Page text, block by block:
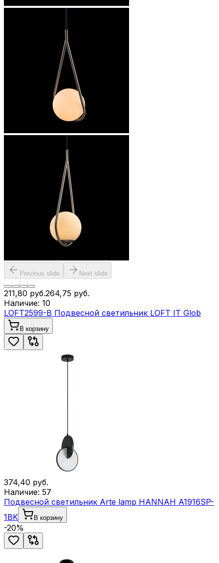
Previous slide Next slide
211,80 руб.264,75 руб.
Наличие: 10
LOFT2599-B Подвесной светильник LOFT IT Glob
В корзину
374,40 руб.
Наличие: 57
Подвесной светильник Arte lamp HANNAH A1916SP-
1BK
В корзину
-20%